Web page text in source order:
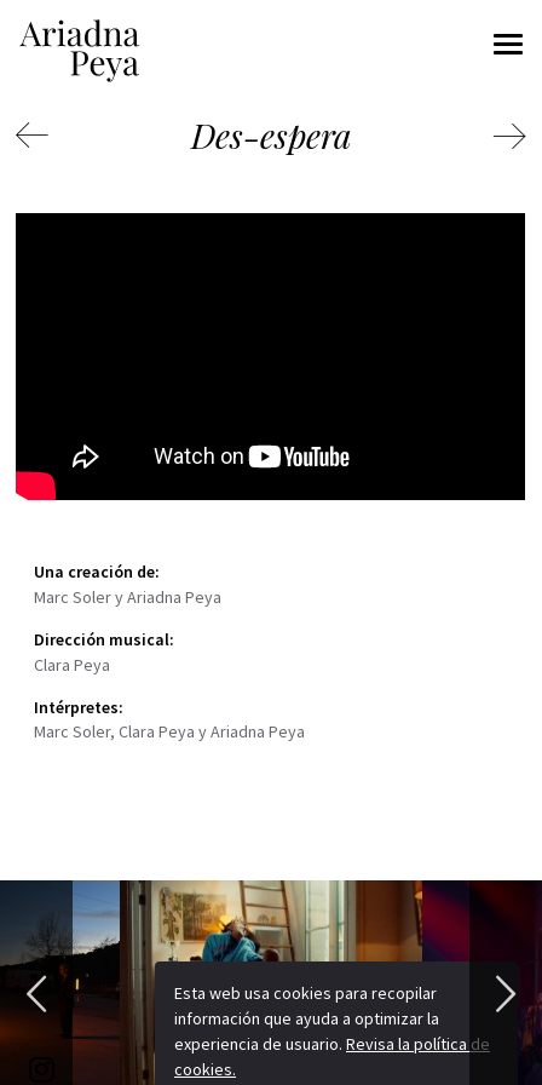
Esta web usa cookies para recopilar
información que ayuda a optimizar la
experiencia de usuario. Revisa la política de
cookies.
Des-espera
Una creación de:
Marc Soler y Ariadna Peya
Dirección musical:
Clara Peya
Intérpretes:
Marc Soler, Clara Peya y Ariadna Peya